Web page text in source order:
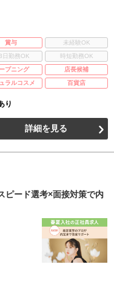
賞与
未経験OK
日勤務OK
時短勤務OK
プニング
店長候補
ラルコスメ 百貨店
り
詳細を見る
ピード選考×面接対策で内